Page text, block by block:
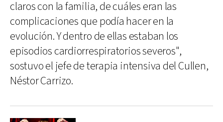
claros con la familia, de cuáles eran las
complicaciones que podía hacer en la
evolución. Y dentro de ellas estaban los
episodios cardiorrespiratorios severos",
sostuvo el jefe de terapia intensiva del Cullen,
Néstor Carrizo.